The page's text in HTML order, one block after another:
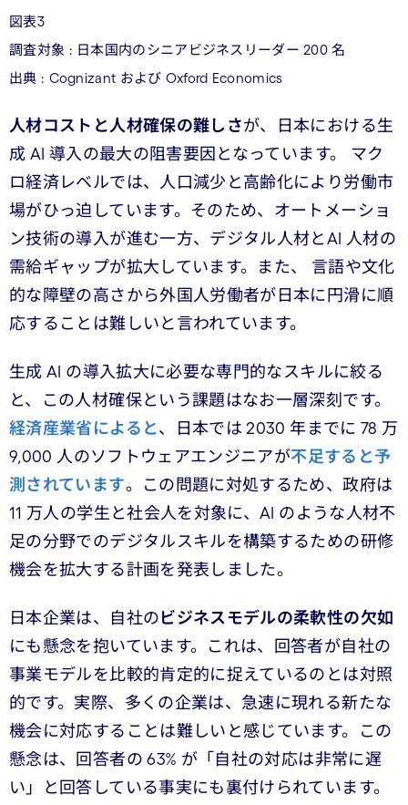
図表3
調査対象 : 日本国内のシニアビジネスリーダー 200 名
出典 : Cognizant および Oxford Economics
人材コストと人材確保の難しさが、日本における生
成 AI 導入の最大の阻害要因となっています。 マク
ロ経済レベルでは、人口減少と高齢化により労働市
場がひっ迫しています。そのため、オートメーショ
ン技術の導入が進む一方、デジタル人材とAI 人材の
需給ギャップが拡大しています。また、 言語や文化
的な障壁の高さから外国人労働者が日本に円滑に順
応することは難しいと言われています。
生成 AI の導入拡大に必要な専門的なスキルに絞る
と、この人材確保という課題はなお一層深刻です。
経済産業省によると、日本では 2030 年までに 78 万
9,000 人のソフトウェアエンジニアが不足すると予
測されています。この問題に対処するため、政府は
11 万人の学生と社会人を対象に、AI のような人材不
足の分野でのデジタルスキルを構築するための研修
機会を拡大する計画を発表しました。
日本企業は、自社の ビジネスモデルの柔軟性の欠如
にも懸念を抱いています。これは、回答者が自社の
事業モデルを比較的肯定的に捉えているのとは対照
的です。実際、多くの企業は、急速に現れる新たな
機会に対応することは難しいと感じています。この
懸念は、回答者の 63% が「自社の対応は非常に遅
い」と回答している事実にも裏付けられています。